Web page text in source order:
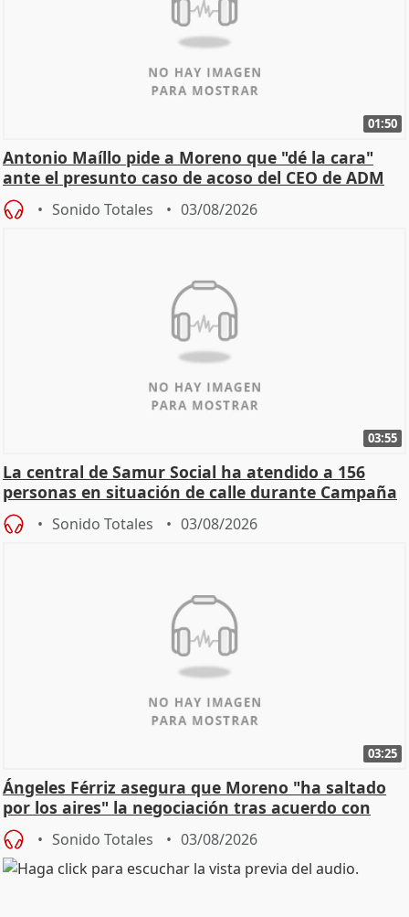
01:50
Antonio Maíllo pide a Moreno que "dé la cara"
ante el presunto caso de acoso del CEO de ADM
Sonido Totales 03/08/2026
03:55
La central de Samur Social ha atendido a 156
personas en situación de calle durante Campaña
de Calor
Sonido Totales 03/08/2026
03:25
Ángeles Férriz asegura que Moreno "ha saltado
por los aires" la negociación tras acuerdo con
SMA
Sonido Totales 03/08/2026